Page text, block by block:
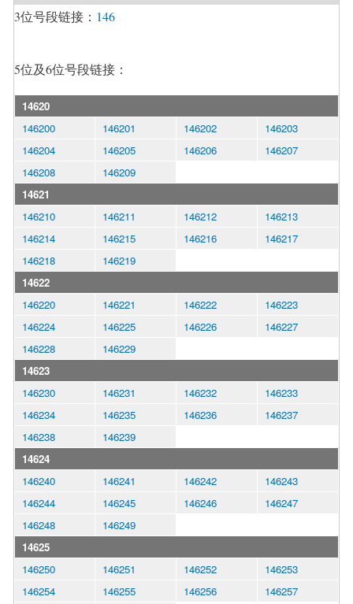
3位号段链接： 146
5位及6位号段链接：
14620
146200
146201 146202
146203
146204
146205 146206
146207
146208
146209
14621
146210
146211 146212
146213
146214
146215 146216
146217
146218
146219
14622
146220
146221 146222
146223
146224
146225 146226
146227
146228
146229
14623
146230
146231 146232
146233
146234
146235 146236
146237
146238
146239
14624
146240
146241 146242
146243
146244
146245 146246
146247
146248
146249
14625
146250
146251 146252
146253
146254
146255 146256
146257